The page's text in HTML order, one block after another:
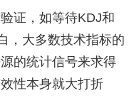
证，如等待KDJ和
，大多数技术指标的
的统计信号来求得
性本身就大打折